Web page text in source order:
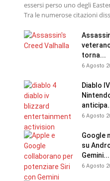
essersi perso uno degli
Tra le numerose citazioni
torna...
6 Agosto
Diablo
6 Agosto
Google
su
Gemini...
6 Agosto